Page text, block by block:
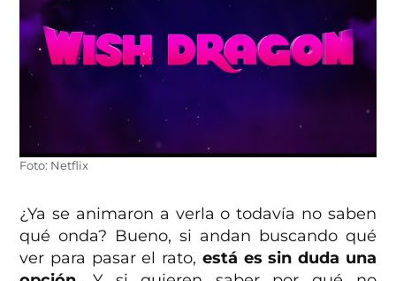
Foto: Netflix
¿Ya se animaron a verla o todavía no saben
qué onda? Bueno, si andan buscando qué
ver para pasar el rato, está es sin duda una